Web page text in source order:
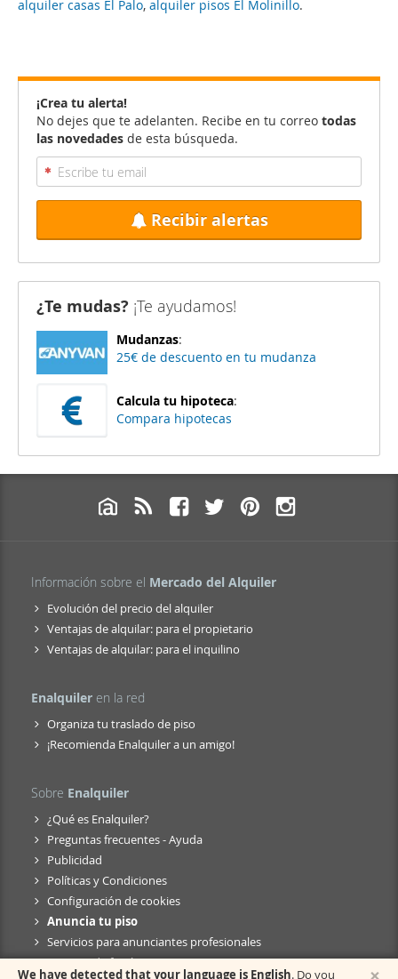
alquiler casas El Palo, alquiler pisos El Molinillo.
¡Crea tu alerta!
No dejes que te adelanten. Recibe en tu correo todas
las novedades de esta búsqueda.
Recibir alertas
¿Te mudas? ¡Te ayudamos!
Mudanzas:
25€ de descuento en tu mudanza
Calcula tu hipoteca:
Compara hipotecas
Información sobre el Mercado del Alquiler
Evolución del precio del alquiler
Ventajas de alquilar: para el propietario
Ventajas de alquilar: para el inquilino
Enalquiler en la red
Organiza tu traslado de piso
¡Recomienda Enalquiler a un amigo!
Sobre Enalquiler
¿Qué es Enalquiler?
Preguntas frecuentes - Ayuda
Publicidad
Políticas y Condiciones
Configuración de cookies
Anuncia tu piso
Servicios para anunciantes profesionales
Anuncio de fusión
We have detected that your language is English. Do you